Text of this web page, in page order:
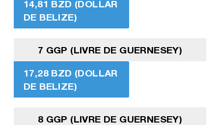
14,81 BZD (DOLLAR
DE BELIZE)
7 GGP (LIVRE DE GUERNESEY)
17,28 BZD (DOLLAR
DE BELIZE)
8 GGP (LIVRE DE GUERNESEY)